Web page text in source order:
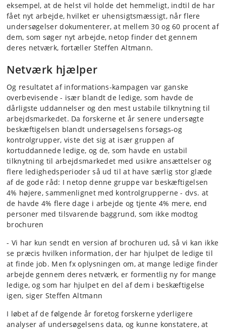
eksempel, at de helst vil holde det hemmeligt, indtil de har
fået nyt arbejde, hvilket er uhensigtsmæssigt, når flere
undersøgelser dokumenterer, at mellem 30 og 60 procent af
dem, som søger nyt arbejde, netop finder det gennem
deres netværk, fortæller Steffen Altmann.
Netværk hjælper
Og resultatet af informations-kampagen var ganske
overbevisende - især blandt de ledige, som havde de
dårligste uddannelser og den mest ustabile tilknytning til
arbejdsmarkedet. Da forskerne et år senere undersøgte
beskæftigelsen blandt undersøgelsens forsøgs-og
kontrolgrupper, viste det sig at især gruppen af
kortuddannede ledige, og de, som havde en ustabil
tilknytning til arbejdsmarkedet med usikre ansættelser og
flere ledighedsperioder så ud til at have særlig stor glæde
af de gode råd: I netop denne gruppe var beskæftigelsen
4% højere, sammenlignet med kontrolgrupperne - dvs. at
de havde 4% flere dage i arbejde og tjente 4% mere, end
personer med tilsvarende baggrund, som ikke modtog
brochuren
- Vi har kun sendt en version af brochuren ud, så vi kan ikke
se præcis hvilken information, der har hjulpet de ledige til
at finde job. Men fx oplysningen om, at mange ledige finder
arbejde gennem deres netværk, er formentlig ny for mange
ledige, og som har hjulpet en del af dem i beskæftigelse
igen, siger Steffen Altmann
I løbet af de følgende år foretog forskerne yderligere
analyser af undersøgelsens data, og kunne konstatere, at